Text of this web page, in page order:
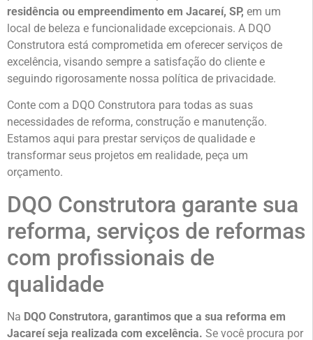
residência ou empreendimento em Jacareí, SP, em um
local de beleza e funcionalidade excepcionais. A DQO
Construtora está comprometida em oferecer serviços de
excelência, visando sempre a satisfação do cliente e
seguindo rigorosamente nossa política de privacidade.
Conte com a DQO Construtora para todas as suas
necessidades de reforma, construção e manutenção.
Estamos aqui para prestar serviços de qualidade e
transformar seus projetos em realidade, peça um
orçamento.
DQO Construtora garante sua
reforma, serviços de reformas
com profissionais de
qualidade
Na DQO Construtora, garantimos que a sua reforma em
Jacareí seja realizada com excelência. Se você procura por